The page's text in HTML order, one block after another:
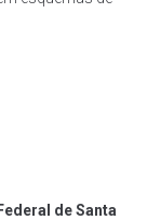
de Santa